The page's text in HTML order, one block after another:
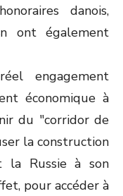
danois,
ont également
engagement
économique à
du "corridor de
la construction
la Russie à son
pour accéder à